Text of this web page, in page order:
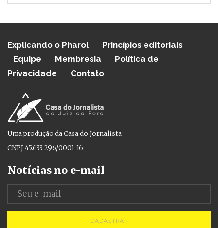
Explicando o Pharol
Princípios editoriais
Equipe
Membresia
Política de
Privacidade
Contato
Uma produção da Casa do Jornalista
CNPJ 45.633.296/0001-16
Notícias no e-mail
CADASTRAR